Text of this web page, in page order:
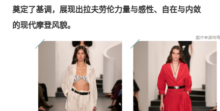
奠定了基调，展现出拉夫劳伦力量与感性、自在与内敛
的现代摩登风貌。